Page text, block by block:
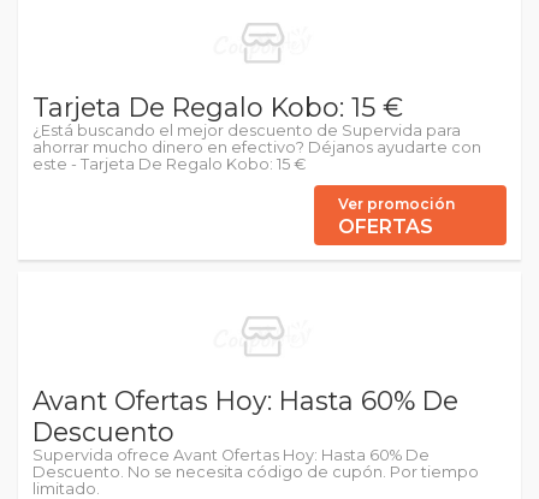
Tarjeta De Regalo Kobo: 15 €
¿Está buscando el mejor descuento de Supervida para
ahorrar mucho dinero en efectivo? Déjanos ayudarte con
este - Tarjeta De Regalo Kobo: 15 €
Ver promoción
OFERTAS
Avant Ofertas Hoy: Hasta 60% De
Descuento
Supervida ofrece Avant Ofertas Hoy: Hasta 60% De
Descuento. No se necesita código de cupón. Por tiempo
limitado.